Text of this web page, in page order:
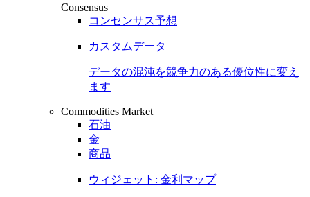
Consensus
コンセンサス予想
カスタムデータ
データの混沌を競争力のある優位性に変え
ます
Commodities Market
石油
金
商品
ウィジェット: 金利マップ